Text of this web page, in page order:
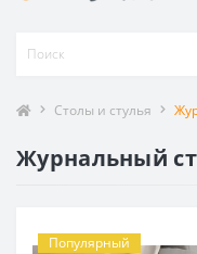
Столы и стулья
Журнальный
Популярный